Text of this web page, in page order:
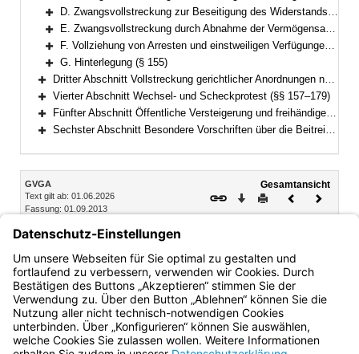
Bereich erweitern
Bereich erweitern
D. Zwangsvollstreckung zur Beseitigung des Widerstands des Schuldners gegen Handlungen, die er nach den §§ 887, 890 ZPO zu dulden hat, oder zur Beseitigung von Zuwiderhandlungen des Schuldners gegen eine Unterlassungsverpflichtung aus einer Anordnung nach § 1 GewSchG (§ 96 FamFG) (§§ 133–134)
Bereich erweitern
E. Zwangsvollstreckung durch Abnahme der Vermögensauskunft gemäß § 802c, der eidesstattlichen Versicherung gemäß § 836 Absatz 3 oder § 883 Absatz 2 ZPO oder § 94 FamFG und durch Haft; Vorführung von Parteien und Zeugen (§§ 135–151)
Bereich erweitern
F. Vollziehung von Arresten und einstweiligen Verfügungen (§§ 152–154)
Bereich erweitern
G. Hinterlegung (§ 155)
Bereich erweitern
Dritter Abschnitt Vollstreckung gerichtlicher Anordnungen nach dem Gesetz über das Verfahren in Familiensachen und in den Angelegenheiten der freiwilligen Gerichtsbarkeit (§ 156)
Bereich erweitern
Vierter Abschnitt Wechsel- und Scheckprotest (§§ 157–179)
Bereich erweitern
Fünfter Abschnitt Öffentliche Versteigerung und freihändiger Verkauf außerhalb der Zwangsvollstreckung (§§ 180–195)
Sechster Abschnitt Besondere Vorschriften über die Beitreibung nach dem Justizbeitreibungsgesetz und im Verwaltungsvollstreckungsverfahren (§§ 196–199)
Inhalt
GVGA
Text gilt ab: 01.06.2026
Fassung: 01.09.2013
Gesamtansicht
Download
DruckenVorheriges
5. Außenwirtschaftsverkehr und Devisenverkehr
§ 47 Vollstreckungsbeschränkungen im
Außenwirtschaftsverkehr
Bayern.de
BayernPortal